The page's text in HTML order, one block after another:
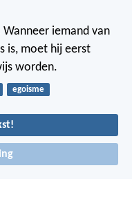
iemand van
is, moet hij eerst
worden.
egoisme